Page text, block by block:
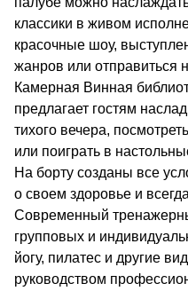
классики в живом
красочные шоу,
жанров или отправиться
Камерная Винная
предлагает гостям
тихого вечера,
или поиграть в
На борту созданы все
о своем здоровье и
Современный
групповых и
йогу, пилатес и другие
руководством